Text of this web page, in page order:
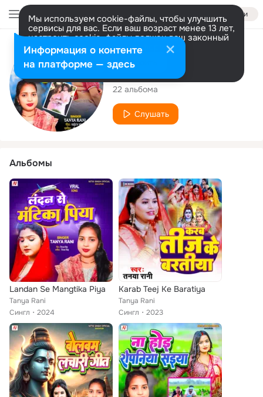
Войти
Мы используем cookie-файлы, чтобы улучшить
сервисы для вас. Если ваш возраст менее 13 лет,
настроить cookie-файлы должен ваш законный
представитель. Больше информации
Разрешить все Настроить
Исполнитель
Tanya Rani
22 альбома
Слушать
Альбомы
Landan Se Mangtika Piya
Tanya Rani
Сингл
2024
Karab Teej Ke Baratiya
Tanya Rani
Сингл
2023
Информация о контенте
на платформе — здесь